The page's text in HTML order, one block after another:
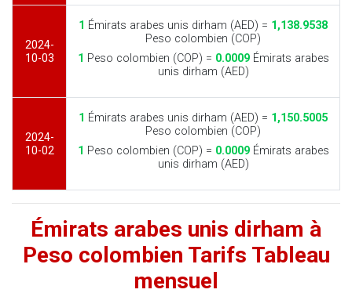
2024-
10-03
1 Émirats arabes unis dirham (AED) = 1,138.9538
Peso colombien (COP)
1 Peso colombien (COP) = 0.0009Émirats arabes
unis dirham (AED)
2024-
10-02
1 Émirats arabes unis dirham (AED) = 1,150.5005
Peso colombien (COP)
1 Peso colombien (COP) = 0.0009Émirats arabes
unis dirham (AED)
Émirats arabes unis dirham à
Peso colombien Tarifs Tableau
mensuel